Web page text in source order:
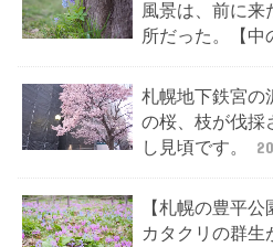
風景は、前に来
所だった。【中
札幌地下鉄宮の
の桜、枝が伐採
し見頃です。
【札幌の豊平
カタクリの群生